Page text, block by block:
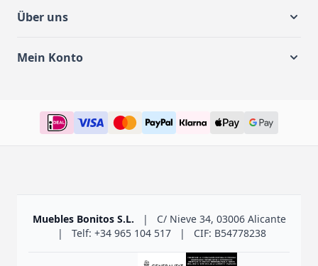
Über uns
Mein Konto
Muebles Bonitos S.L. |
C/ Nieve 34, 03006 Alicante
|
Telf: +34 965 104 517 | CIF: B54778238